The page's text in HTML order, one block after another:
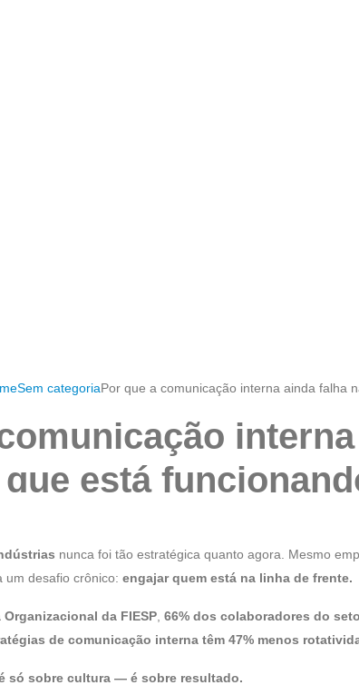
Sem categoriaPor que a comunicação interna ainda falha
está
nunca foi tão estratégica quanto agora. Mesmo
um desafio crônico: engajar quem está na linha de frente.
da FIESP 66% dos colaboradores do
de comunicação interna têm 47% menos
só sobre cultura — é sobre resultado.